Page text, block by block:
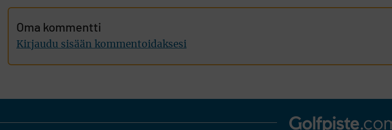
Oma kommentti
Kirjaudu sisään kommentoidaksesi